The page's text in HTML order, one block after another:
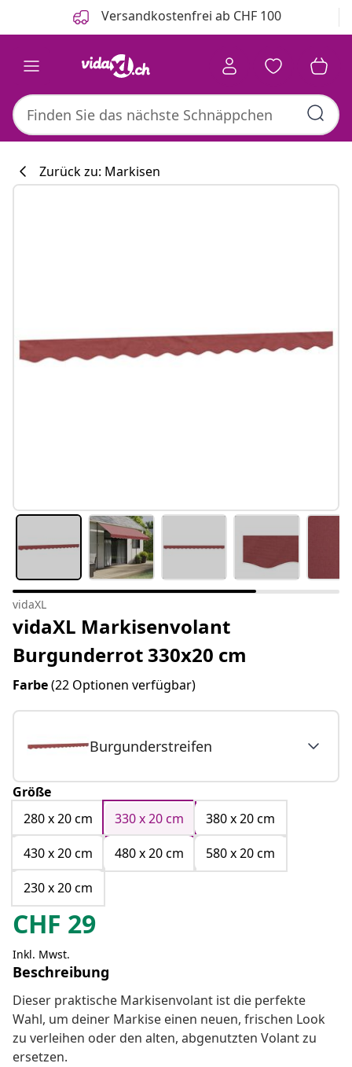
Versandkostenfrei ab CHF 100
Zurück zu: Markisen
vidaXL
vidaXL Markisenvolant
Burgunderrot 330x20 cm
Farbe(22 Optionen verfügbar)
Burgunderstreifen
Größe
280 x 20 cm
330 x 20 cm
380 x 20 cm
430 x 20 cm
480 x 20 cm
580 x 20 cm
230 x 20 cm
CHF 29
Inkl. Mwst.
Beschreibung
Dieser praktische Markisenvolant ist die perfekte
Wahl, um deiner Markise einen neuen, frischen Look
zu verleihen oder den alten, abgenutzten Volant zu
ersetzen.